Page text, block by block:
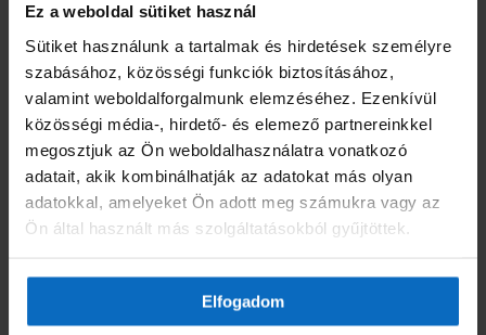
Ez a weboldal sütiket használ
Sütiket használunk a tartalmak és hirdetések személyre
szabásához, közösségi funkciók biztosításához,
valamint weboldalforgalmunk elemzéséhez. Ezenkívül
közösségi média-, hirdető- és elemező partnereinkkel
megosztjuk az Ön weboldalhasználatra vonatkozó
adatait, akik kombinálhatják az adatokat más olyan
adatokkal, amelyeket Ön adott meg számukra vagy az
Ön által használt más szolgáltatásokból gyűjtöttek.
Elfogadom
A szükséges tisztítást kíméletesen kell elvégezni,
például hideg vagy meleg vízzel történő
permetezéssel vagy gőzölős tisztítással; a makacs
szennyeződésekhez rotec Softstrahl-technikát vagy
Remmers tisztítószereket (például Schmutzlöser
(0671), Clean FP (0666), Clean AC (0672), Combi WR
(0675)) kell alkalmazni.
hőmérséklete lehet: min. +10°C-tól max. +25°C-ig.